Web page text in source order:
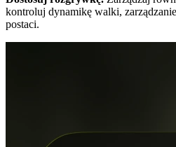
kontroluj dynamikę walki,
postaci.